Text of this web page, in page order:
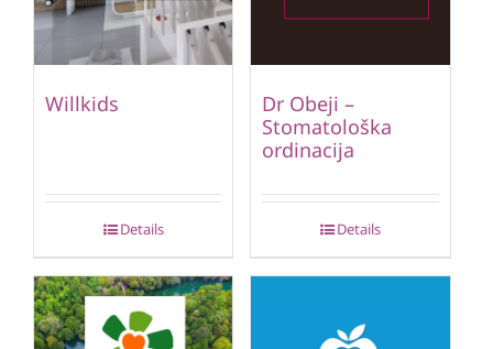
Willkids
Details
Dr Obeji –
Stomatološka
ordinacija
Details